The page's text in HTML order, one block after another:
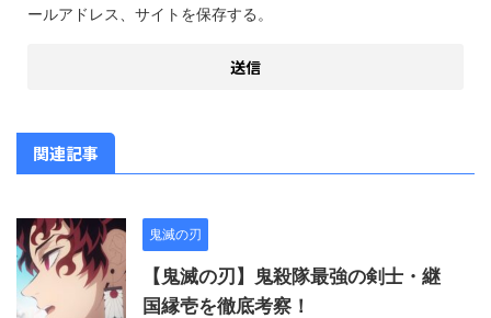
ールアドレス、サイトを保存する。
関連記事
鬼滅の刃
【鬼滅の刃】鬼殺隊最強の剣士・継
国縁壱を徹底考察！